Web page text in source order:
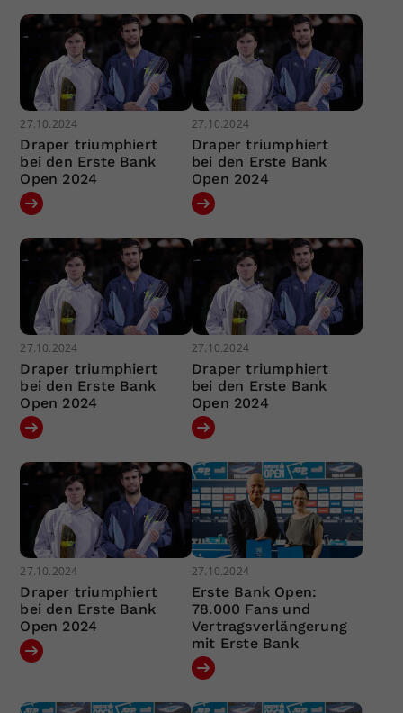
27.10.2024
Draper triumphiert
bei den Erste Bank
Open 2024
27.10.2024
Draper triumphiert
bei den Erste Bank
Open 2024
27.10.2024
Draper triumphiert
bei den Erste Bank
Open 2024
27.10.2024
Draper triumphiert
bei den Erste Bank
Open 2024
27.10.2024
Draper triumphiert
bei den Erste Bank
Open 2024
27.10.2024
Erste Bank Open:
78.000 Fans und
Vertragsverlängerung
mit Erste Bank